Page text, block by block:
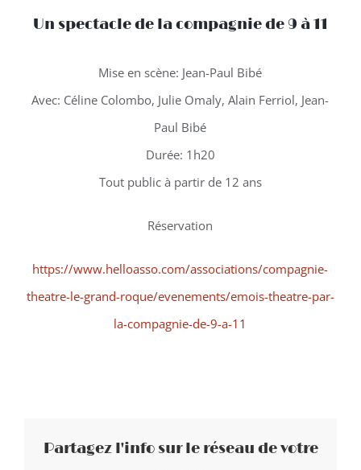
Un spectacle de la compagnie de 9 à 11
Mise en scène: Jean-Paul Bibé
Avec: Céline Colombo, Julie Omaly, Alain Ferriol, Jean-
Paul Bibé
Durée: 1h20
Tout public à partir de 12 ans
Réservation
https://www.helloasso.com/associations/compagnie-
theatre-le-grand-roque/evenements/emois-theatre-par-
la-compagnie-de-9-a-11
Partagez l'info sur le réseau de votre